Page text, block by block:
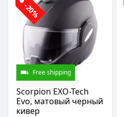
-20%
Free shipping
Scorpion EXO-Tech
Evo, матовый черный
кивер